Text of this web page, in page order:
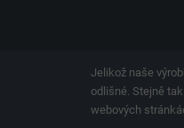
Jelikož naše
odlišné. Stejně
webových